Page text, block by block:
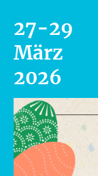
27-29
März
2026